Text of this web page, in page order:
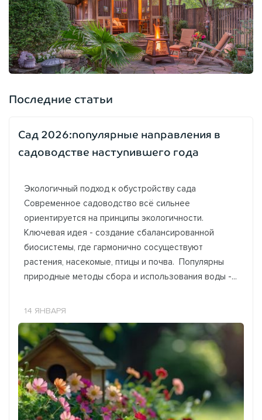
Последние статьи
Сад 2026:популярные направления в
садоводстве наступившего года
Экологичный подход к обустройству сада
Современное садоводство всё сильнее
ориентируется на принципы экологичности.
Ключевая идея - создание сбалансированной
биосистемы, где гармонично сосуществуют
растения, насекомые, птицы и почва. Популярны
природные методы сбора и использования воды -...
14 ЯНВАРЯ